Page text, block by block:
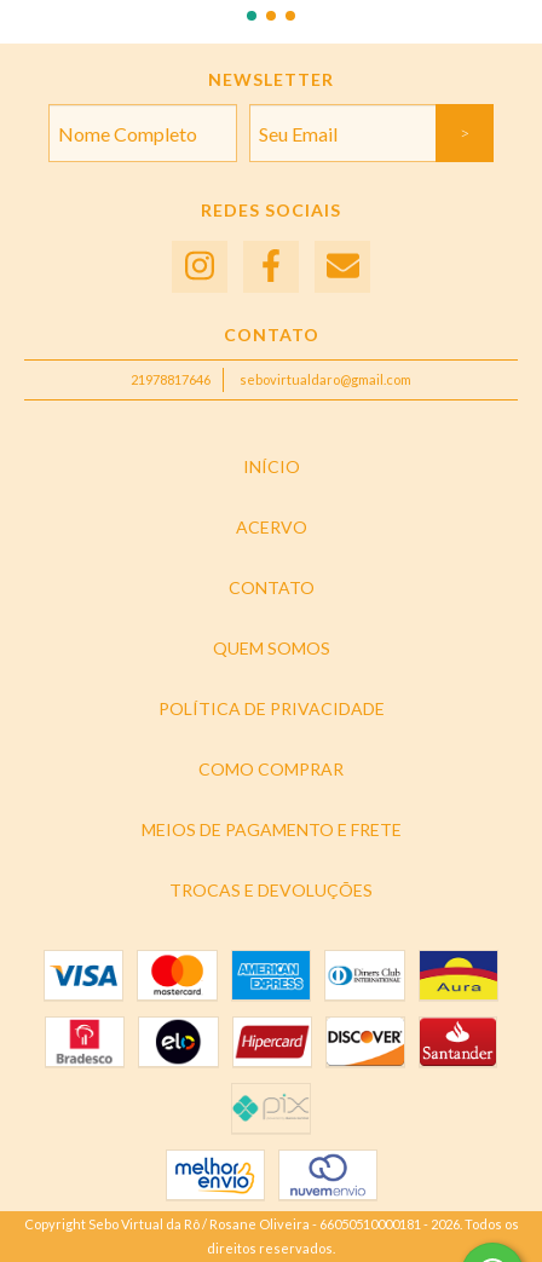
NEWSLETTER
REDES SOCIAIS
CONTATO
21978817646 sebovirtualdaro@gmail.com
INÍCIO
ACERVO
CONTATO
QUEM SOMOS
POLÍTICA DE PRIVACIDADE
COMO COMPRAR
MEIOS DE PAGAMENTO E FRETE
TROCAS E DEVOLUÇÕES
Copyright Sebo Virtual da Rô / Rosane Oliveira - 66050510000181 - 2026. Todos os
direitos reservados.